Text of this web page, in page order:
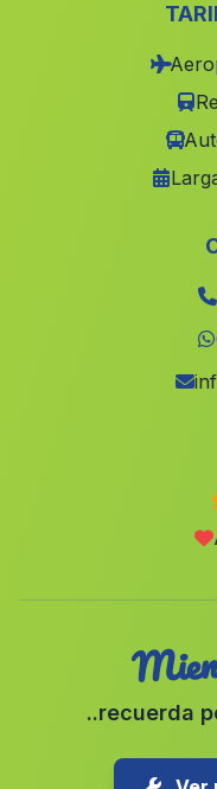
(Albacete)
Llocnou de la
(Alicante)
(Valencia)
..recuerda